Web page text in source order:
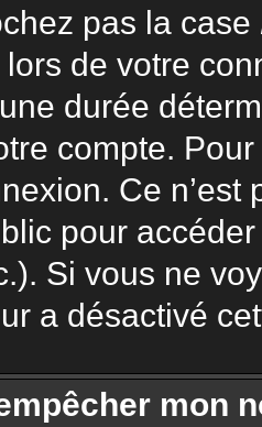
pas la case
lors de votre
durée
compte.
Ce
pour
Si vous ne
a désactivé
mon